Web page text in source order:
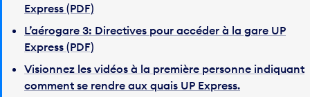
Express (PDF)
L’aérogare 3: Directives pour accéder à la gare UP
Express (PDF)
Visionnez les vidéos à la première personne indiquant
comment se rendre aux quais UP Express.